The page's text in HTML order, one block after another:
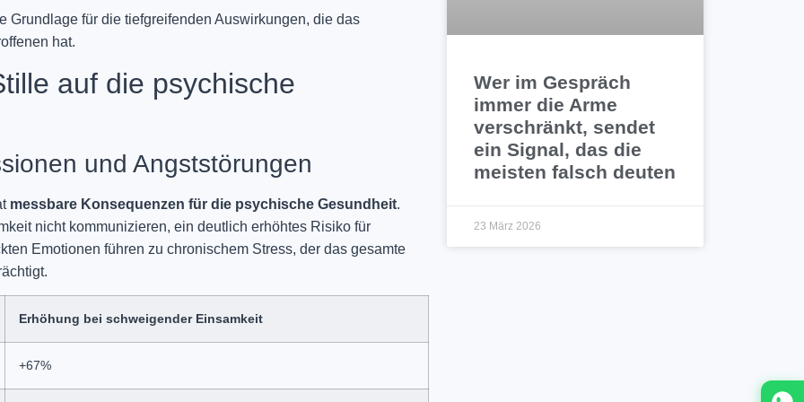
Wer im Gespräch
immer die Arme
verschränkt, sendet
ein Signal, das die
meisten falsch deuten
23 März 2026
für die tiefgreifenden Auswirkungen, die das
hat.
auf die psychische
und Angststörungen
messbare Konsequenzen für die psychische Gesundheit.
nicht kommunizieren, ein deutlich erhöhtes Risiko für
Emotionen führen zu chronischem Stress, der das gesamte
Erhöhung bei schweigender Einsamkeit
+67%